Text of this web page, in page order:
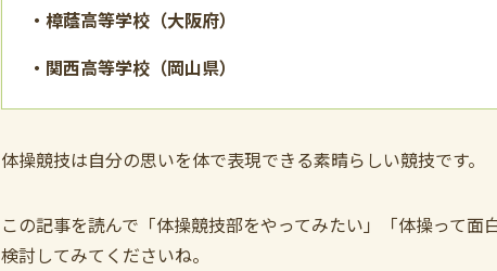
・樟蔭高等学校（大阪府）
・ 関西高等学校（岡山県）
体操競技は自分の思いを体で表現できる素晴らしい競技です。
この記事を読んで「体操競技部をやってみたい」「体操って
検討してみてくださいね。